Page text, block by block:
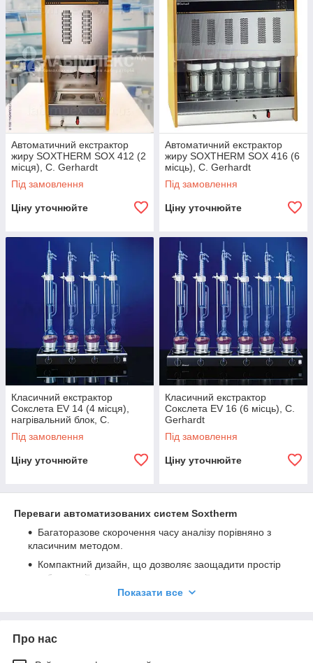
Автоматичний екстрактор
жиру SOXTHERM SOX 412 (2
місця), C. Gerhardt
Під замовлення
Ціну уточнюйте
Автоматичний екстрактор
жиру SOXTHERM SOX 416 (6
місць), C. Gerhardt
Під замовлення
Ціну уточнюйте
Класичний екстрактор
Сокслета EV 14 (4 місця),
нагрівальний блок, C.
Gerhardt
Під замовлення
Ціну уточнюйте
Класичний екстрактор
Сокслета EV 16 (6 місць), C.
Gerhardt
Під замовлення
Ціну уточнюйте
Переваги автоматизованих систем Soxtherm
Багаторазове скорочення часу аналізу порівняно з
класичним методом.
Компактний дизайн, що дозволяє заощадити простір
у лабораторії.
Автоматична регенерація 90% розчинника.
Показати все
Про нас